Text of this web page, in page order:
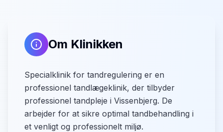
Om Klinikken
Specialklinik for tandregulering er en
professionel tandlægeklinik, der tilbyder
professionel tandpleje i Vissenbjerg. De
arbejder for at sikre optimal tandbehandling i
et venligt og professionelt miljø.